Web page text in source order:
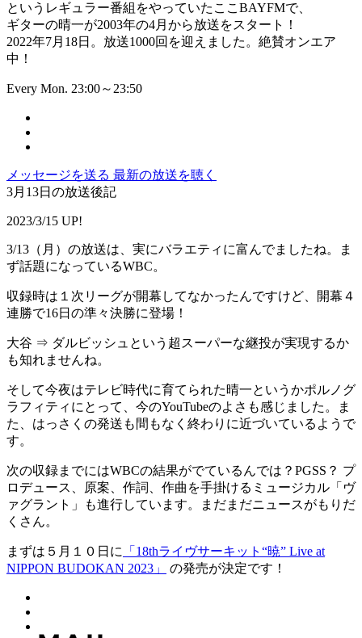
というレギュラー番組をやっていたここBAYFMで、
ギターの晴一が2003年の4月から放送をスタート！
2022年7月18日。放送1000回を迎えました。絶賛オンエア
中！
Every Mon. 23:00～23:50
メッセージを送る 最新の放送を聴く
3月13日の放送後記
2023/3/15 UP!
3/13（月）の放送は、実にバラエティに富んでましたね。ま
ず話題になっているWBC。
収録時は１次リーグが開幕してなかったんですけど、開幕４
連勝で16日の準々決勝に登場！
大谷 ⇒ ダルビッシュという超スーパーな継投が実現するか
も知れませんね。
そして今夜はテレビ時代に育てられた晴一というかポルノグ
ラフィティにとって、今のYouTubeのよさも感じました。ま
た、はっさくの発送も間もなく終わりに近づいているようで
す。
次の収録までにはWBCの結果がでているんでは？PGSS？ プ
ロデュース、原案、作詞、作曲を手掛けるミュージカル「ヴ
ァグラント」も進行しています。まだまだニュースがもりだ
くさん。
まずは５月１０日に
「18thライヴサーキット“暁” Live at
NIPPON BUDOKAN 2023」
の発売が決定です！